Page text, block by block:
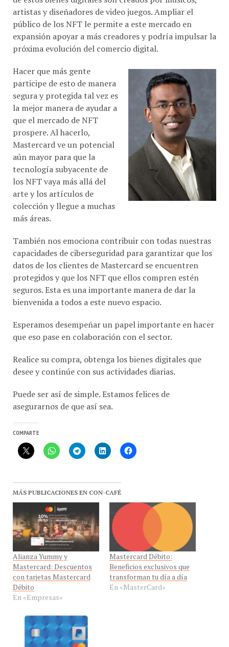
público de los NFT le permite a este mercado en
expansión apoyar a más creadores y podría impulsar la
próxima evolución del comercio digital.
participe de esto de manera
segura y protegida tal vez es
la mejor manera de ayudar a
que el mercado de NFT
prospere. Al hacerlo,
Mastercard ve un potencial
aún mayor para que la
tecnología subyacente de
los NFT vaya más allá del
arte y los artículos de
colección y llegue a muchas
más áreas.
capacidades de ciberseguridad para garantizar que los
datos de los clientes de Mastercard se encuentren
protegidos y que los NFT que ellos compren estén
seguros. Esta es una importante manera de dar la
bienvenida a todos a este nuevo espacio.
que eso pase en colaboración con el sector.
desee y continúe con sus actividades diarias.
asegurarnos de que así sea.
Alianza Yummy y
Mastercard: Descuentos
con tarjetas Mastercard
Débito
En «Empresas»
Mastercard Débito:
Beneficios exclusivos que
transforman tu día a día
En «MasterCard»